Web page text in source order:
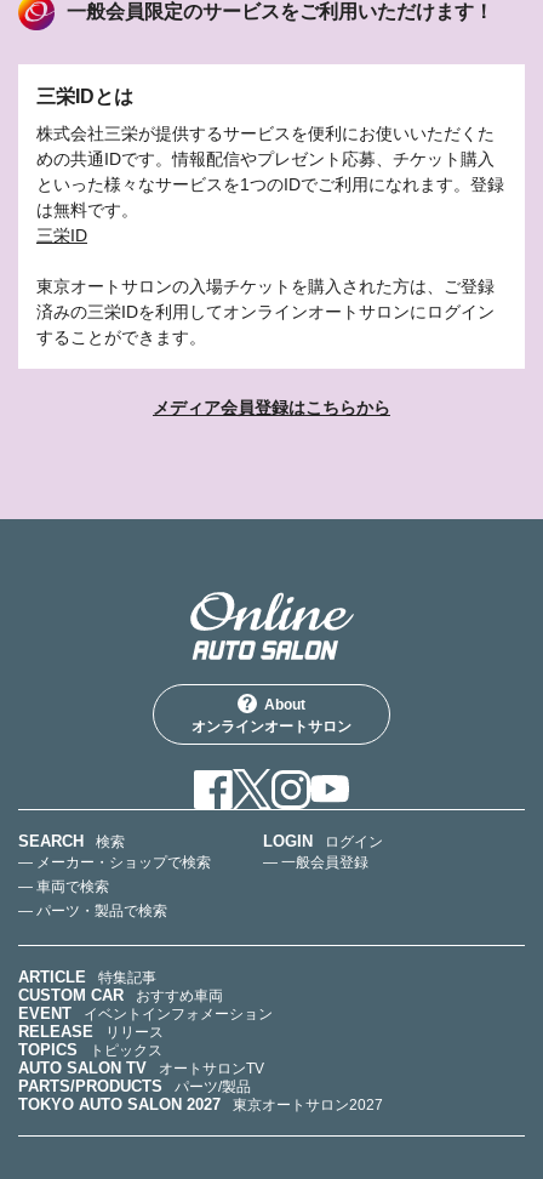
一般会員限定のサービスをご利用いただけます！
三栄IDとは
株式会社三栄が提供するサービスを便利にお使いいただくた
めの共通IDです。情報配信やプレゼント応募、チケット購入
といった様々なサービスを1つのIDでご利用になれます。登録
は無料です。
三栄ID
東京オートサロンの入場チケットを購入された方は、ご登録
済みの三栄IDを利用してオンラインオートサロンにログイン
することができます。
メディア会員登録はこちらから
About
オンラインオートサロン
SEARCH
検索
— メーカー・ショップで検索
— 車両で検索
— パーツ・製品で検索
LOGIN
ログイン
— 一般会員登録
ARTICLE 特集記事
CUSTOM CAR おすすめ車両
EVENT イベントインフォメーション
RELEASE リリース
TOPICS トピックス
AUTO SALON TV オートサロンTV
PARTS/PRODUCTS パーツ/製品
TOKYO AUTO SALON 2027 東京オートサロン2027